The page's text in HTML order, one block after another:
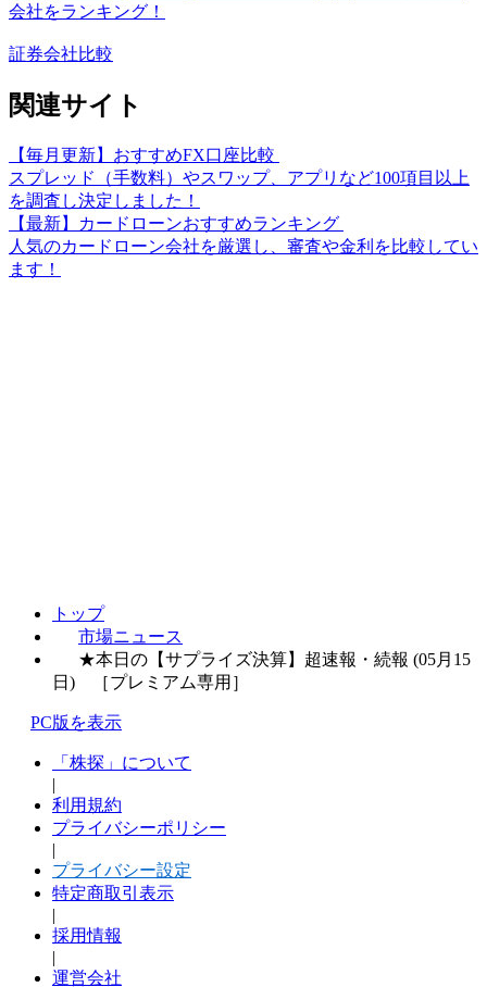
会社をランキング！
証券会社比較
関連サイト
【毎月更新】おすすめFX口座比較
スプレッド（手数料）やスワップ、アプリなど100項目以上
を調査し決定しました！
【最新】カードローンおすすめランキング
人気のカードローン会社を厳選し、審査や金利を比較してい
ます！
トップ
市場ニュース
★本日の【サプライズ決算】超速報・続報 (05月15
日) ［プレミアム専用］
PC版を表示
「株探」について
|
利用規約
プライバシーポリシー
|
プライバシー設定
特定商取引表示
|
採用情報
|
運営会社